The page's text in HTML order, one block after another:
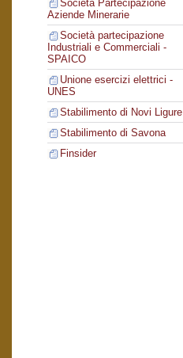
Società Partecipazione
Aziende Minerarie
Società partecipazione
Industriali e Commerciali -
SPAICO
Unione esercizi elettrici -
UNES
Stabilimento di Novi Ligure
Stabilimento di Savona
Finsider